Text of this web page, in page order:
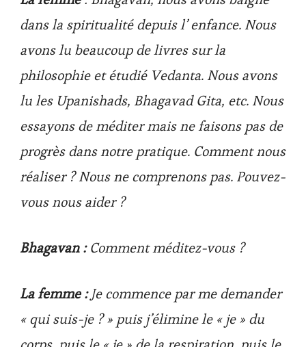
dans la spiritualité depuis l’ enfance. Nous
avons lu beaucoup de livres sur la
philosophie et étudié Vedanta. Nous avons
lu les Upanishads, Bhagavad Gita, etc. Nous
essayons de méditer mais ne faisons pas de
progrès dans notre pratique. Comment nous
réaliser ? Nous ne comprenons pas. Pouvez-
vous nous aider ?
Bhagavan :Comment méditez-vous ?
La femme :Je commence par me demander
« qui suis-je ? » puis j’élimine le « je » du